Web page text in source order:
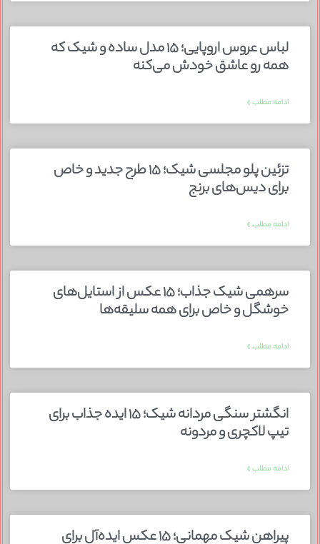
لباس عروس اروپایی؛ ۱۵ مدل ساده و شیک که
همه رو عاشق خودش می‌کنه
ادامه مطلب »
تزئین پلو مجلسی شیک؛ ۱۵ طرح جدید و خاص
برای دیس‌های برنج
ادامه مطلب »
سرهمی شیک جذاب؛ ۱۵ عکس از استایل‌های
خوشگل و خاص برای همه سلیقه‌ها
ادامه مطلب »
انگشتر سنگی مردانه شیک؛ ۱۵ ایده جذاب برای
تیپ لاکچری و مردونه
ادامه مطلب »
پیراهن شیک مهمانی؛ ۱۵ عکس ایده‌آل برای